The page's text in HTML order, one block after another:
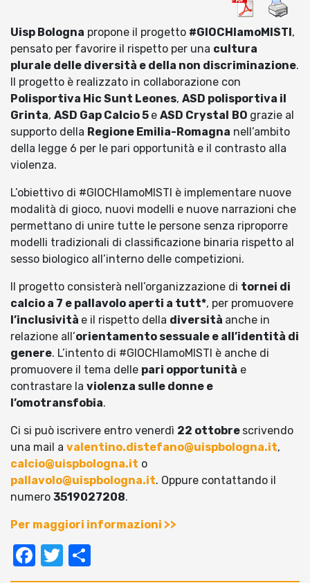
Uisp Bologna propone il progetto #GIOCHIamoMISTI ,
pensato per favorire il rispetto per una cultura
plurale delle diversità e della non discriminazione.
Il progetto è realizzato in collaborazione con
Polisportiva Hic Sunt Leones, ASD polisportiva il
Grinta, ASD Gap Calcio 5 e ASD Crystal BO grazie al
supporto della Regione Emilia-Romagna nell’ambito
della legge 6 per le pari opportunità e il contrasto alla
violenza.
L’obiettivo di #GIOCHIamoMISTI è implementare nuove
modalità di gioco, nuovi modelli e nuove narrazioni che
permettano di unire tutte le persone senza riproporre
modelli tradizionali di classificazione binaria rispetto al
sesso biologico all’interno delle competizioni.
Il progetto consisterà nell’organizzazione di tornei di
calcio a 7 e pallavolo aperti a tutt*, per promuovere
l’inclusività e il rispetto della diversità anche in
relazione all’orientamento sessuale e all’identità di
genere. L’intento di #GIOCHIamoMISTI è anche di
promuovere il tema delle pari opportunità e
contrastare la violenza sulle donne e
l’omotransfobia.
Ci si può iscrivere entro venerdì 22 ottobre scrivendo
una mail a valentino.distefano@uispbologna.it,
calcio@uispbologna.it o
pallavolo@uispbologna.it. Oppure contattando il
numero 3519027208.
Per maggiori informazioni >>
Facebook
Twitter